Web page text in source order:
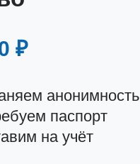
₽
анонимность
паспорт
на учёт